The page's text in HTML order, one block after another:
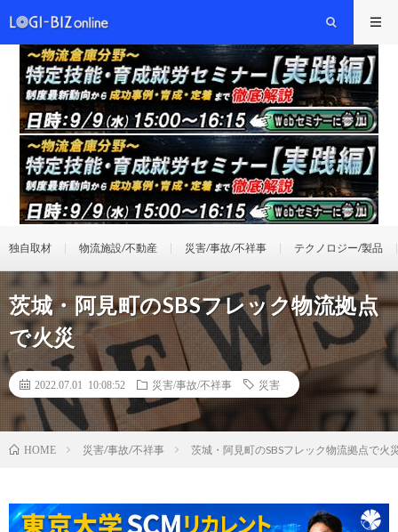
独自取材 物流施設/不動産 災害/事故/不祥事 テクノロジー/製品
茨城・阿見町のSBSフレック物流拠点
で火災
2022.07.01 10:08:52 災害/事故/不祥事 災害
HOME 災害/事故/不祥事 茨城・阿見町のSBSフレック物流拠点で火